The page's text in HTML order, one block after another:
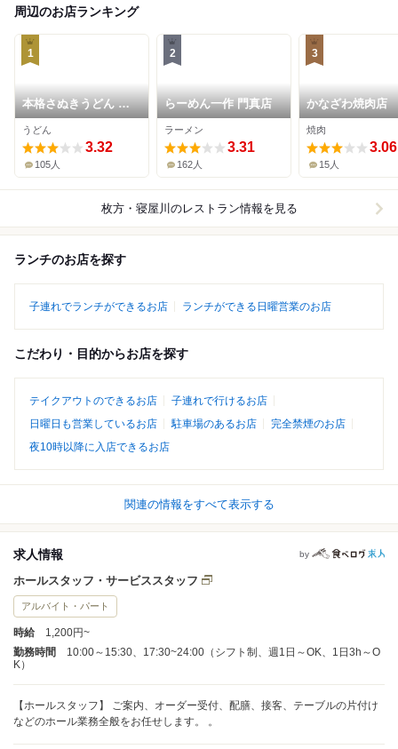
周辺のお店ランキング
1
本格さぬきうどん や
しま
うどん
3.32
105人
2
らーめん一作 門真店
ラーメン
3.31
162人
3
かなざわ焼肉店
焼肉
3.06
15人
枚方・寝屋川 のレストラン情報を見る
ランチのお店を探す
子連れでランチができるお店 ランチができる日曜営業のお店
こだわり・目的からお店を探す
テイクアウトのできるお店
子連れで行けるお店
日曜日も営業しているお店
駐車場のあるお店
完全禁煙のお店
夜10時以降に入店できるお店
関連の情報をすべて表示する
求人情報 by
ホールスタッフ・サービススタッフ
アルバイト・パート
時給
1,200円~
勤務時間
10:00～15:30、17:30~24:00（シフト制、週1日～OK、1日3h～O
K）
【ホールスタッフ】 ご案内、オーダー受付、配膳、接客、テーブルの片付け
などのホール業務全般をお任せします。 。